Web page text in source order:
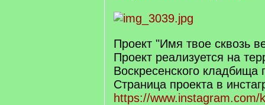
Проект "Имя твое сквозь
Проект реализуется на
Воскресенского кладбища
Страница проекта в
https://www.instagram.com/